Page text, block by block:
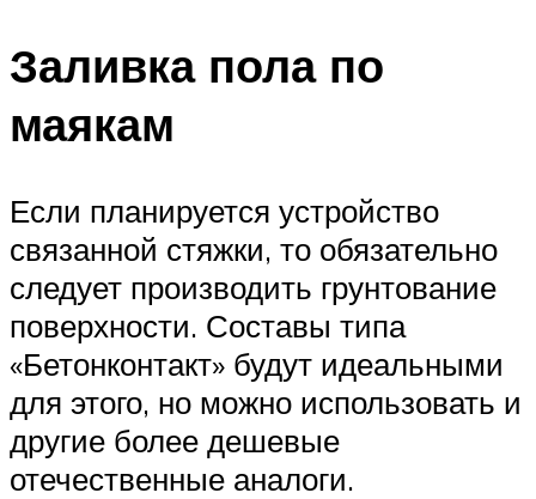
Заливка пола по
маякам
Если планируется устройство
связанной стяжки, то обязательно
следует производить грунтование
поверхности. Составы типа
«Бетонконтакт» будут идеальными
для этого, но можно использовать и
другие более дешевые
отечественные аналоги.